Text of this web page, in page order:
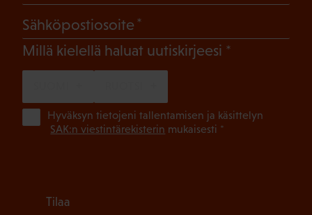
Sähköpostiosoite
Millä kielellä haluat uutiskirjeesi (Pakollinen)
Hyväksyn tietojeni tallentamisen ja käsittelyn
SAK:n viestintärekisterin mukaisesti *
Tilaa